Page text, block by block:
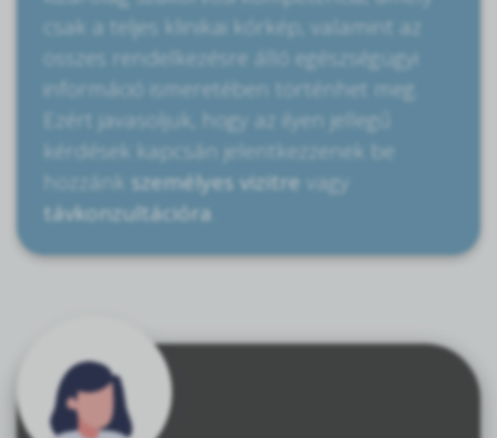
csak a teljes klinikai kórkép, valamint az
összes rendelkezésre álló egészségügyi
információ ismeretében történhet meg.
Ezért javasoljuk, hogy az ilyen jellegű
kérdések kapcsán jelentkezzenek be
hozzánk személyes vizitre vagy
távkonzultációra